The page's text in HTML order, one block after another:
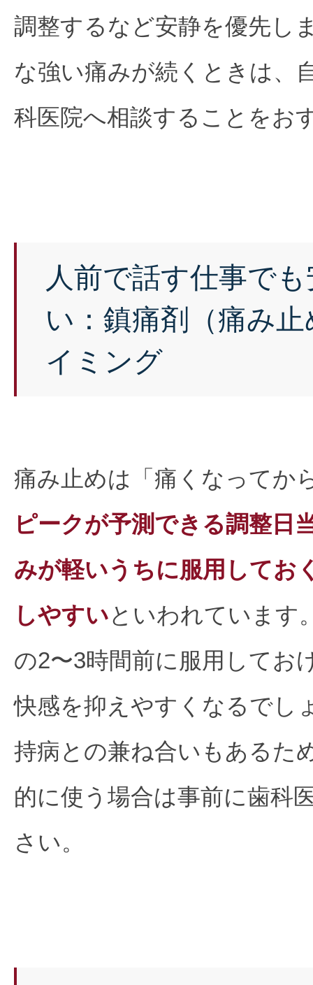
調整するなど安静を優先し
な強い痛みが続くときは、
科医院へ相談することをお
人前で話す仕事で
い：鎮痛剤（痛み
イミング
痛み止めは「痛くなってか
ピークが予測できる調整日
みが軽いうちに服用してお
しやすいといわれています
の2〜3時間前に服用してお
快感を抑えやすくなるでし
持病との兼ね合いもあるた
的に使う場合は事前に歯科
さい。